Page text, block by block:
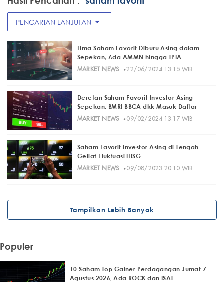
PENCARIAN LANJUTAN arrow_drop_down
Lima Saham Favorit Diburu Asing dalam
Sepekan, Ada AMMN hingga TPIA
MARKET NEWS· 22/06/2024 13:15 WIB
Deretan Saham Favorit Investor Asing
Sepekan, BMRI BBCA dkk Masuk Daftar
MARKET NEWS· 09/02/2024 13:17 WIB
Saham Favorit Investor Asing di Tengah
Geliat Fluktuasi IHSG
MARKET NEWS· 09/08/2023 20:10 WIB
Tampilkan Lebih Banyak
Populer
10 Saham Top Gainer Perdagangan Jumat 7
Agustus 2026, Ada ROCK dan ISAT